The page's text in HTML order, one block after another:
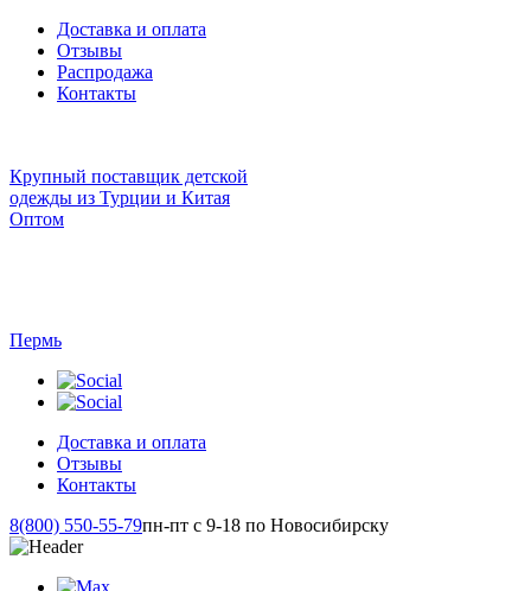
Доставка и оплата
Отзывы
Распродажа
Контакты
Крупный поставщик детской
одежды из Турции и Китая
Оптом
Пермь
Доставка и оплата
Отзывы
Контакты
8(800) 550-55-79пн-пт с 9-18 по Новосибирску